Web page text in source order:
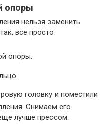
опоры
нельзя заменить
все просто.
опоры.
головку и поместили
Снимаем его
лучше прессом.